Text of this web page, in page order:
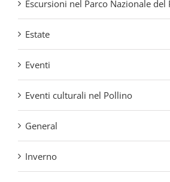
Eventi
Eventi culturali nel Pollino
General
Inverno
Matera
montagna